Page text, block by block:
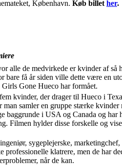
København. Køb billet her.
alle de medvirkede er kvinder af så
bare få år siden ville dette være en
Gone Hueco har formået.
kvinder, der drager til Hueco i
man samler en gruppe stærke
baggrunde i USA og Canada og har
Filmen hylder disse forskelle og
sygeplejerske,
professionelle klatrere, men de har
når de kan.